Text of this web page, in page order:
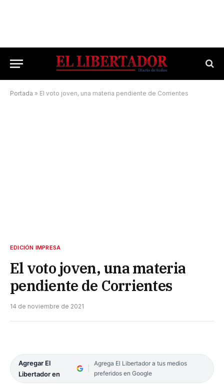
Portada » El voto joven, una materia pendiente de Corrientes
EDICIÓN IMPRESA
El voto joven, una materia
pendiente de Corrientes
14 de noviembre de 2021
Agregar El
Libertador en
Agrega El Libertador a tus medios
preferidos en Google